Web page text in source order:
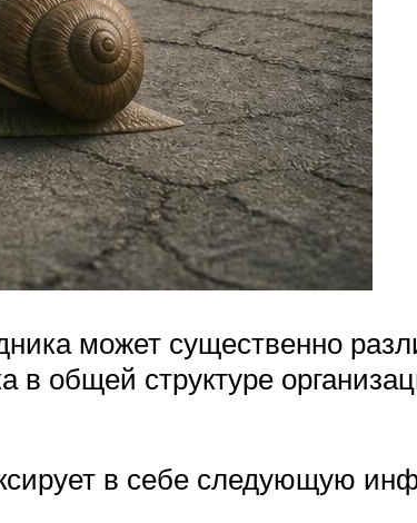
может существенно
в общей структуре
в себе следующую